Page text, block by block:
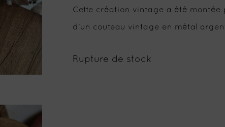
Cette création vintage a été
d'un couteau vintage en métal
Rupture de stock